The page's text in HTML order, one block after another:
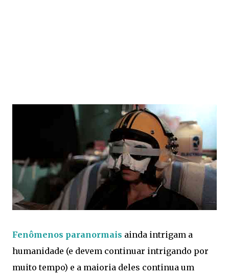
Fenômenos paranormais ainda intrigam a
humanidade (e devem continuar intrigando por
muito tempo) e a maioria deles continua um